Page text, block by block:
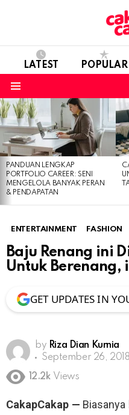
LATEST POPULAR
LATEST
STORIES
PANDUAN LENGKAP
PORTFOLIO CAREER: SENI
MENGELOLA BANYAK PERAN
& PENDAPATAN
ENTERTAINMENT FASHION
Baju Renang ini
Untuk Berenang,
GET UPDATES IN
by Riza Dian Kurnia
September 26,
12.2k Views
CakapCakap —